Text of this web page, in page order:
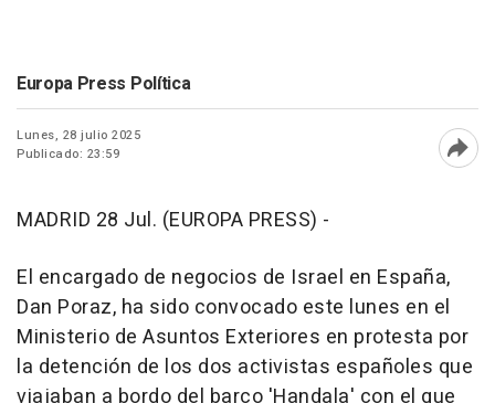
Europa Press Política
Lunes, 28 julio 2025
Publicado: 23:59
MADRID 28 Jul. (EUROPA PRESS) -
El encargado de negocios de Israel en España,
Dan Poraz, ha sido convocado este lunes en el
Ministerio de Asuntos Exteriores en protesta por
la detención de los dos activistas españoles que